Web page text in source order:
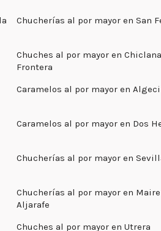
Chucherías al por mayor en San
Chuches al por mayor en
Frontera
Caramelos al por mayor en
Caramelos al por mayor en Dos
Chucherías al por mayor en
Chucherías al por mayor en
Aljarafe
Chuches al por mayor en Utrera